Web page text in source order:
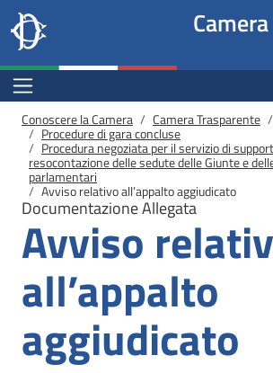
Salta al contenuto principale
Salta al menu di navigazione
Site
header
block
Camera dei deputati
Menu Bar block
Briciole di pane
Conoscere la Camera Camera Trasparente
Procedure di gara concluse
Procedura negoziata per il servizio di
resocontazione delle sedute delle Giunte e
parlamentari
Avviso relativo all’appalto aggiudicato
Documentazione Allegata
Avviso
all’appalto
aggiudicato
Fine pagina
Salta al contenuto principale
Salta al menu di navigazione
Vai a inizio pagina